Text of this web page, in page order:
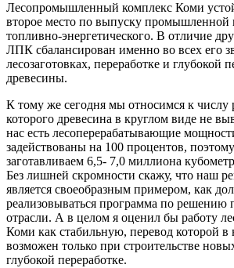
Лесопромышленный комплекс Коми
второе место по выпуску промышленной
топливно-энергетического. В отличие
ЛПК сбалансирован именно во всех его
лесозаготовках, переработке и глубокой
древесины.
К тому же сегодня мы относимся к числу
которого древесина в круглом виде не
нас есть лесоперерабатывающие
задействованы на 100 процентов,
заготавливаем 6,5- 7,0 миллиона
Без лишней скромности скажу, что наш
является своеобразным примером, как
реализовываться программа по решению
отрасли. А в целом я оценил бы работу
Коми как стабильную, перевод которой в
возможен только при строительстве
глубокой переработке.